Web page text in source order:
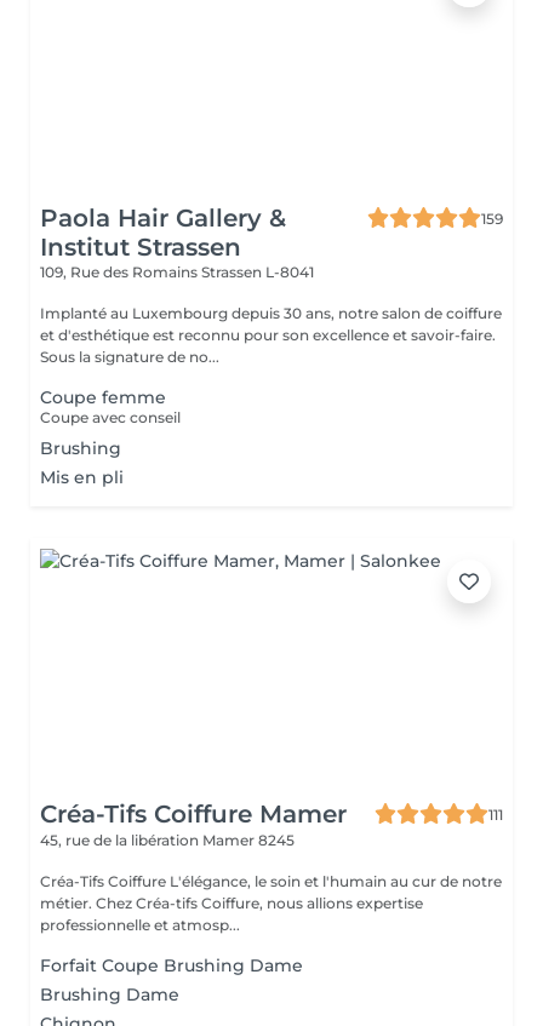
Paola Hair Gallery &
Institut Strassen
159
109, Rue des Romains Strassen L-8041
Implanté au Luxembourg depuis 30 ans, notre salon de coiffure
et d'esthétique est reconnu pour son excellence et savoir-faire.
Sous la signature de no...
Coupe femme
Coupe avec conseil
Brushing
Mis en pli
Créa-Tifs Coiffure Mamer
111
45, rue de la libération Mamer 8245
Créa-Tifs Coiffure L'élégance, le soin et l'humain au cur de notre
métier. Chez Créa-tifs Coiffure, nous allions expertise
professionnelle et atmosp...
Forfait Coupe Brushing Dame
Brushing Dame